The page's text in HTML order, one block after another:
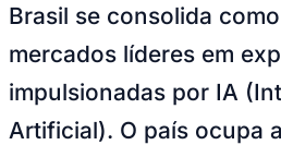
Brasil se consolida
mercados líderes em
impulsionadas por IA
Artificial). O país ocupa